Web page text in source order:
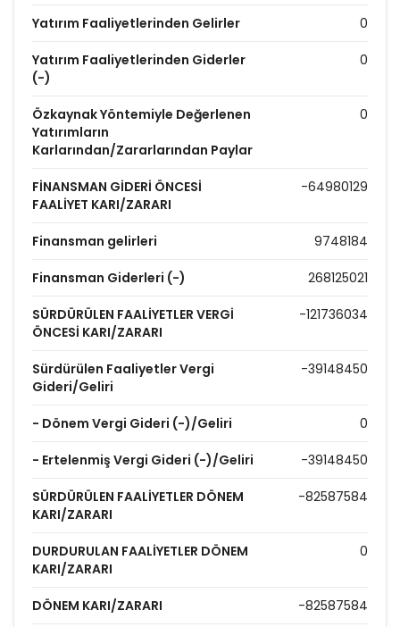
Yatırım Faaliyetlerinden Gelirler 0
Yatırım Faaliyetlerinden Giderler
(-)
0
Özkaynak Yöntemiyle Değerlenen
Yatırımların
Karlarından/Zararlarından Paylar
0
FİNANSMAN GİDERİ ÖNCESİ
FAALİYET KARI/ZARARI
-64980129
Finansman gelirleri 9748184
Finansman Giderleri (-) 268125021
SÜRDÜRÜLEN FAALİYETLER VERGİ
ÖNCESİ KARI/ZARARI
-121736034
Sürdürülen Faaliyetler Vergi
Gideri/Geliri
-39148450
- Dönem Vergi Gideri (-)/Geliri 0
- Ertelenmiş Vergi Gideri (-)/Geliri -39148450
SÜRDÜRÜLEN FAALİYETLER DÖNEM
KARI/ZARARI
-82587584
DURDURULAN FAALİYETLER DÖNEM
KARI/ZARARI
0
DÖNEM KARI/ZARARI -82587584